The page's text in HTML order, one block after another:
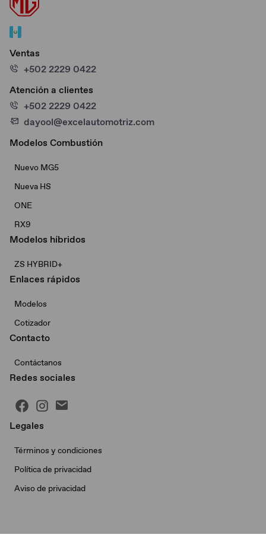
Ventas
+502 2229 0422
Atención a clientes
+502 2229 0422
dayool@excelautomotriz.com
Modelos Combustión
Nuevo MG5
Nueva HS
ONE
RX9
Modelos híbridos
ZS HYBRID+
Enlaces rápidos
Modelos
Cotizador
Contacto
Contáctanos
Redes sociales
Legales
Términos y condiciones
Política de privacidad
Aviso de privacidad